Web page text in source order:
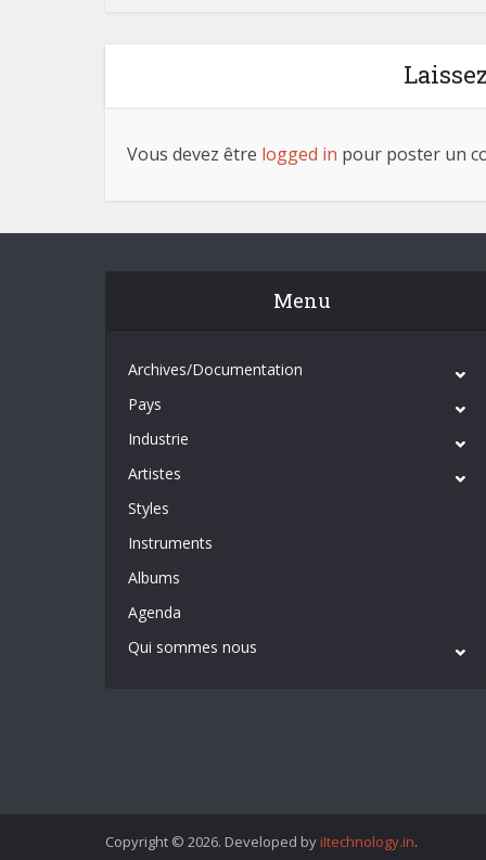
Vous devez être logged in pour poster un
Menu
Archives/Documentation
Pays
Industrie
Artistes
Styles
Instruments
Albums
Agenda
Qui sommes nous
Copyright © 2026. Developed by iItechnology.in.